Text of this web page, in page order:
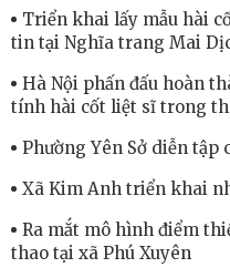
Triển khai lấy mẫu hài
tin tại Nghĩa trang Mai
Hà Nội phấn đấu hoàn
tính hài cốt liệt sĩ trong
Phường Yên Sở diễn tập
Xã Kim Anh triển khai
Ra mắt mô hình điểm
thao tại xã Phú Xuyên